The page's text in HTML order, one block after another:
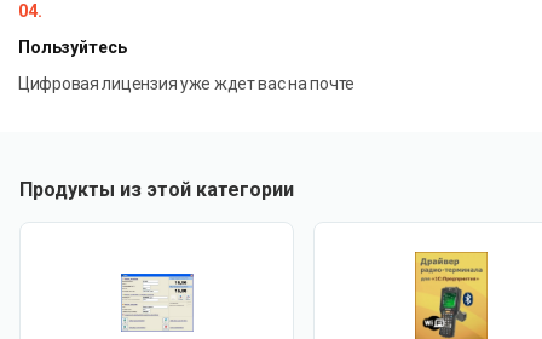
04.
Пользуйтесь
Цифровая лицензия уже ждет вас на почте
Продукты из этой категории